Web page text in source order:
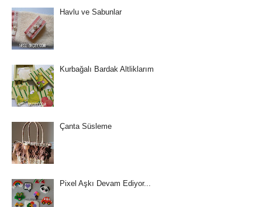
Havlu ve Sabunlar
Kurbağalı Bardak Altliklarım
Çanta Süsleme
Pixel Aşkı Devam Ediyor...